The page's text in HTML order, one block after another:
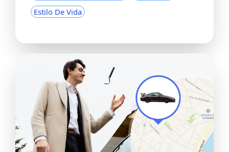
Estilo De Vida